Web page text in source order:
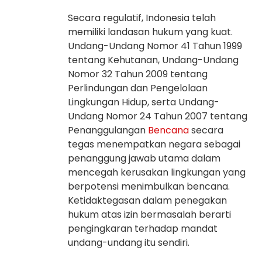
Secara regulatif, Indonesia telah
memiliki landasan hukum yang kuat.
Undang-Undang Nomor 41 Tahun 1999
tentang Kehutanan, Undang-Undang
Nomor 32 Tahun 2009 tentang
Perlindungan dan Pengelolaan
Lingkungan Hidup, serta Undang-
Undang Nomor 24 Tahun 2007 tentang
Penanggulangan Bencanasecara
tegas menempatkan negara sebagai
penanggung jawab utama dalam
mencegah kerusakan lingkungan yang
berpotensi menimbulkan bencana.
Ketidaktegasan dalam penegakan
hukum atas izin bermasalah berarti
pengingkaran terhadap mandat
undang-undang itu sendiri.